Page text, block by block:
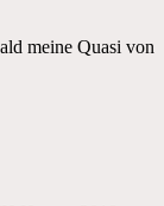
meine Quasi von